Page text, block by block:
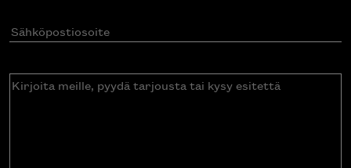
Sähköpostiosoite(Pakollinen)
Kirjoita